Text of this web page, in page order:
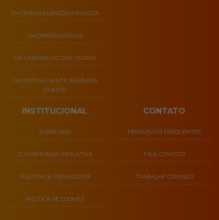
CM CINEMAS LENÇOIS PAULISTA
CM CINEMAS PÁDUA
CM CINEMAS RIO DAS OSTRAS
CM CINEMAS SANTA BÁRBARA
D’OESTE
INSTITUCIONAL
SOBRE NÓS
CLASSIFICAÇÃO INDICATIVA
POLÍTICA DE PRIVACIDADE
POLÍTICA DE COOKIES
CONTATO
PERGUNTAS FREQUENTES
FALE CONOSCO
TRABALHE CONOSCO